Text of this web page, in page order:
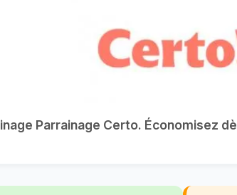
Parrainage Certo. Économisez